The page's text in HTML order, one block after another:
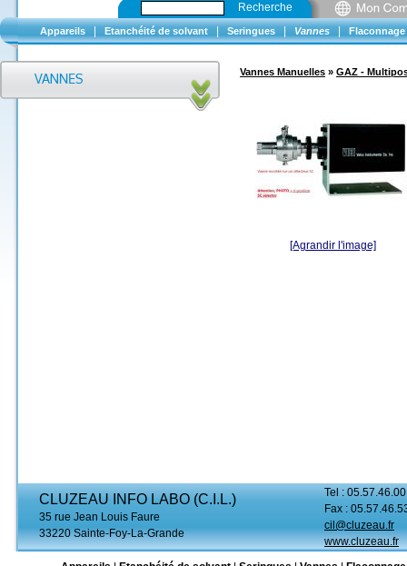
Recherche
Appareils Etanchéité de solvant Seringues Vannes Flaconnage
Vannes Manuelles » GAZ -
[Agrandir l'image]
CLUZEAU INFO LABO (C.I.L.)
35 rue Jean Louis Faure
33220 Sainte-Foy-La-Grande
Tel :
Fax :
cil@cluzeau.fr
www.cluzeau.fr